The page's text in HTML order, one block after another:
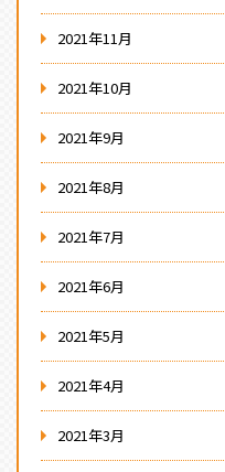
2021年11月
2021年10月
2021年9月
2021年8月
2021年7月
2021年6月
2021年5月
2021年4月
2021年3月